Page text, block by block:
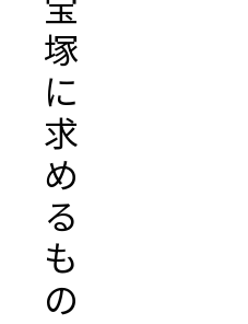
塚
に
求
め
る
も
の